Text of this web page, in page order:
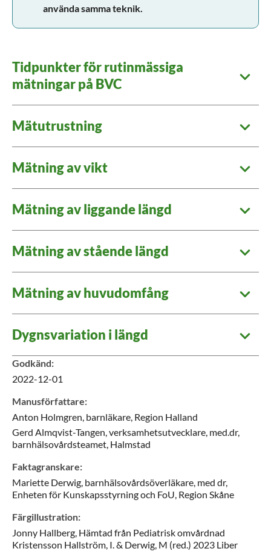
använda samma teknik.
Tidpunkter för rutinmässiga
mätningar på BVC
Mätutrustning
Mätning av vikt
Mätning av liggande längd
Mätning av stående längd
Mätning av huvudomfång
Dygnsvariation i längd
Godkänd:
2022-12-01
Manusförfattare:
Anton Holmgren, barnläkare, Region Halland
Gerd Almqvist-Tangen,verksamhetsutvecklare, med.dr,
barnhälsovårdsteamet, Halmstad
Faktagranskare:
Mariette Derwig, barnhälsovårdsöverläkare, med dr,
Enheten för Kunskapsstyrning och FoU, Region Skåne
Färgillustration:
Jonny Hallberg, Hämtad från Pediatrisk omvårdnad
Kristensson Hallström, I. & Derwig, M (red.) 2023 Liber